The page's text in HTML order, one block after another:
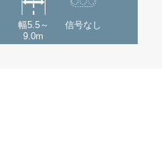
幅5.5～
9.0m
信号なし